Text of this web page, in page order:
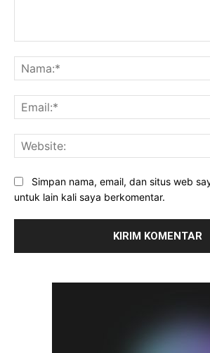
Simpan nama, email, dan situs web
untuk lain kali saya berkomentar.